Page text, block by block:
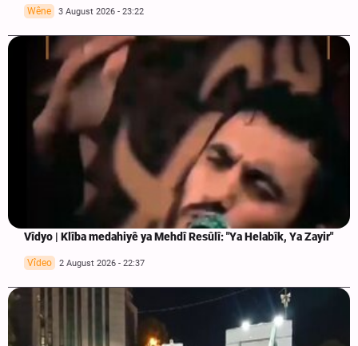
Wêne 3 August 2026 - 23:22
Vîdyo | Klîba medahiyê ya Mehdî Resûlî: "Ya Helabîk, Ya Zayir"
Vîdeo 2 August 2026 - 22:37